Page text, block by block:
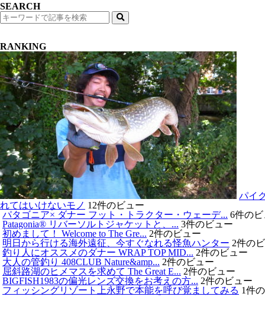
SEARCH
検
索
RANKING
パイ
れてはいけないモノ 12件のビュー
パタゴニア× ダナー フット・トラクター・ウェーデ... 6件の
Patagonia®︎ リバーソルトジャケットと、... 3件のビュー
初めまして！ Welcome to The Gre... 2件のビュー
明日から行ける海外遠征、今すぐなれる怪魚ハンター 2件の
釣り人にオススメのダナー WRAP TOP MID... 2件のビュー
大人の管釣り 408CLUB Nature&amp... 2件のビュー
屈斜路湖のヒメマスを求めて The Great E... 2件のビュー
BIGFISH1983の偏光レンズ交換をお考えの方... 2件のビュー
フィッシングリゾート上永野で本能を呼び覚ましてみる 1件